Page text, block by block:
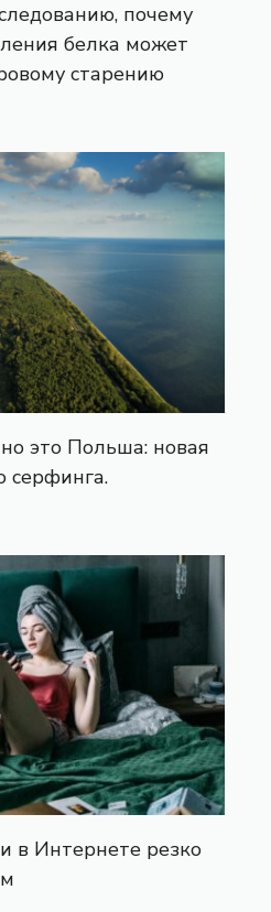
почему
белка может
старению
это Польша: новая
серфинга.
в Интернете резко